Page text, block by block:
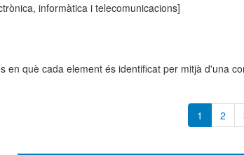
informàtica i telecomunicacions]
en què cada element és identificat per mitjà d'una
1 2